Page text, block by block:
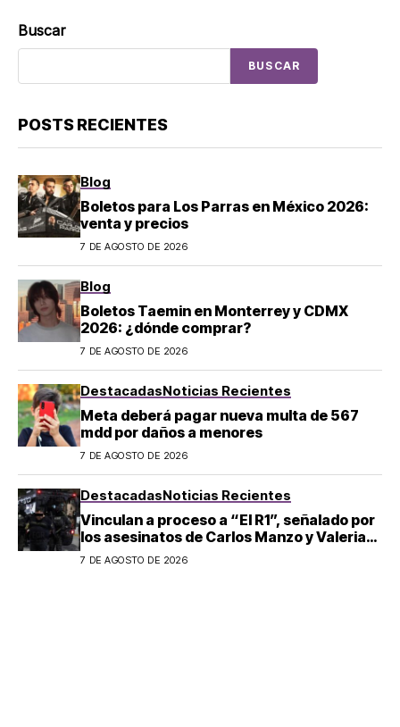
Buscar
BUSCAR
POSTS RECIENTES
Blog
Boletos para Los Parras en México 2026:
venta y precios
7 DE AGOSTO DE 2026
Blog
Boletos Taemin en Monterrey y CDMX
2026: ¿dónde comprar?
7 DE AGOSTO DE 2026
DestacadasNoticias Recientes
Meta deberá pagar nueva multa de 567
mdd por daños a menores
7 DE AGOSTO DE 2026
DestacadasNoticias Recientes
Vinculan a proceso a “El R1”, señalado por
los asesinatos de Carlos Manzo y Valeria
Márquez
7 DE AGOSTO DE 2026